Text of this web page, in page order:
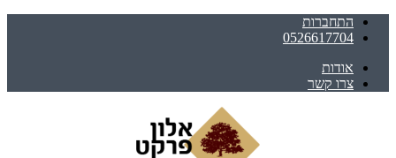
התחברות
0526617704
אודות
צרו קשר